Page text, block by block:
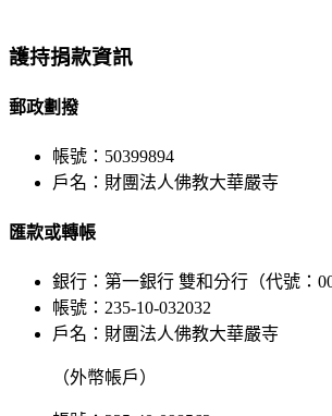
Bar
Area
護持捐款資訊
郵政劃撥
帳號：50399894
戶名：財團法人佛教大華嚴寺
匯款或轉帳
銀行：第一銀行 雙和分行（代號：
帳號：235-10-032032
戶名：財團法人佛教大華嚴寺
（外幣帳戶）